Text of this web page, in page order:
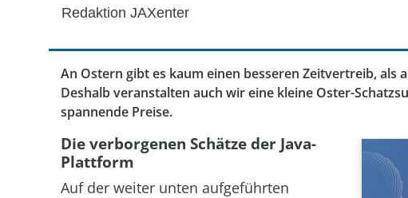
Redaktion JAXenter
An Ostern gibt es kaum einen besseren Zeitvertreib, als
Deshalb veranstalten auch wir eine kleine Oster-
spannende Preise.
Die verborgenen Schätze der Java-
Plattform
Auf der weiter unten aufgeführten